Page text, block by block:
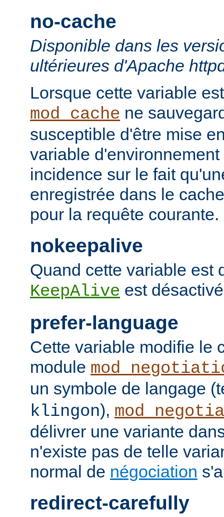
no-cache
Disponible dans les
ultérieures d'Apache
Lorsque cette variable
mod_cache ne
susceptible d'être mise
variable
incidence sur le fait
enregistrée dans le
pour la requête courante.
nokeepalive
Quand cette variable est
KeepAlive est
prefer-language
Cette variable modifie le
module
un symbole de langage
klingon),
délivrer une variante
n'existe pas de telle
normal de négociation
redirect-carefully